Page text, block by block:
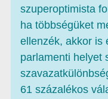
szuperoptimista
ha többségüket
ellenzék, akkor is
parlamenti helyet
61 százalékos